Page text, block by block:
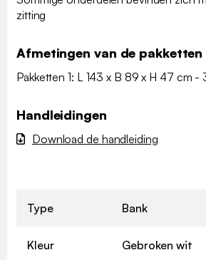
zitting
Afmetingen van de pakketten
Pakketten 1: L 143 x B 89 x H 47 cm -
Handleidingen
Download de handleiding
Type Bank
Kleur Gebroken wit